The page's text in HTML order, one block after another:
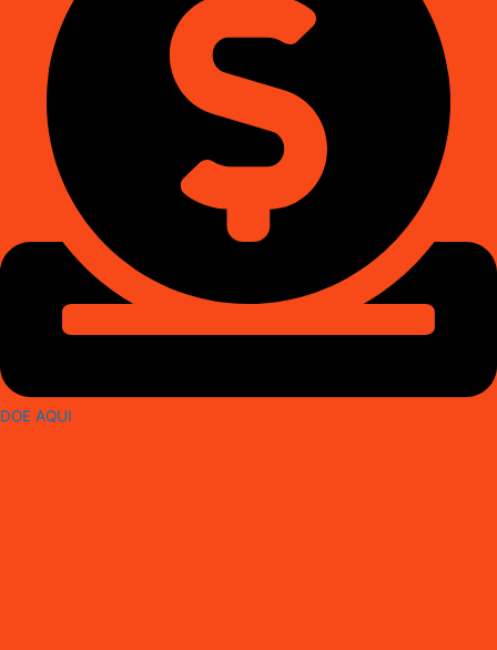
DOE AQUI